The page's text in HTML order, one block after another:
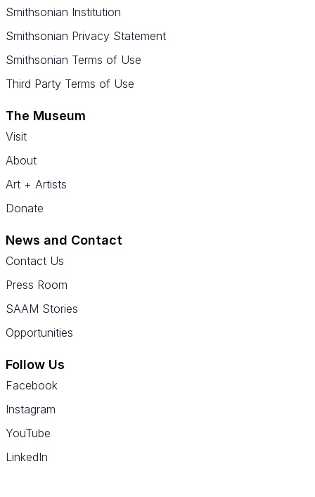
Smithsonian Institution
Smithsonian Privacy Statement
Smithsonian Terms of Use
Third Party Terms of Use
The Museum
Visit
About
Art + Artists
Donate
News and Contact
Contact Us
Press Room
SAAM Stories
Opportunities
Follow Us
Facebook
Instagram
YouTube
LinkedIn